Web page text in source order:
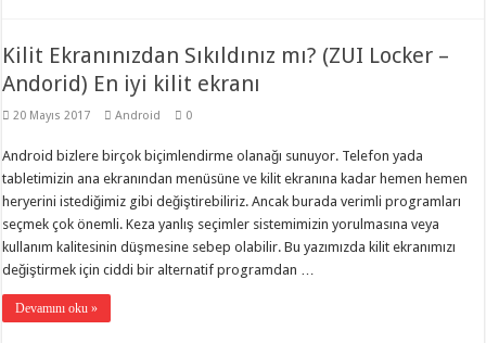
Kilit Ekranınızdan Sıkıldınız mı? (ZUI Locker –
Andorid) En iyi kilit ekranı
20 Mayıs 2017 Android 0
Android bizlere birçok biçimlendirme olanağı sunuyor. Telefon yada
tabletimizin ana ekranından menüsüne ve kilit ekranına kadar hemen hemen
heryerini istediğimiz gibi değiştirebiliriz. Ancak burada verimli programları
seçmek çok önemli. Keza yanlış seçimler sistemimizin yorulmasına veya
kullanım kalitesinin düşmesine sebep olabilir. Bu yazımızda kilit ekranımızı
değiştirmek için ciddi bir alternatif programdan …
Devamını oku »